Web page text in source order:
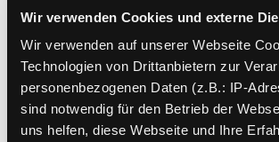
Wir verwenden Cookies und externe
Wir verwenden auf unserer Webseite
Technologien von Drittanbietern zur
personenbezogenen Daten (z.B.: IP-
sind notwendig für den Betrieb der
uns helfen, diese Webseite und Ihre
Status: Entliehen
Vorbestellungen: 0
Mediengruppe:Literatur MP3-CD
Frist: 12.08.2026
Barcode:2206SB02902